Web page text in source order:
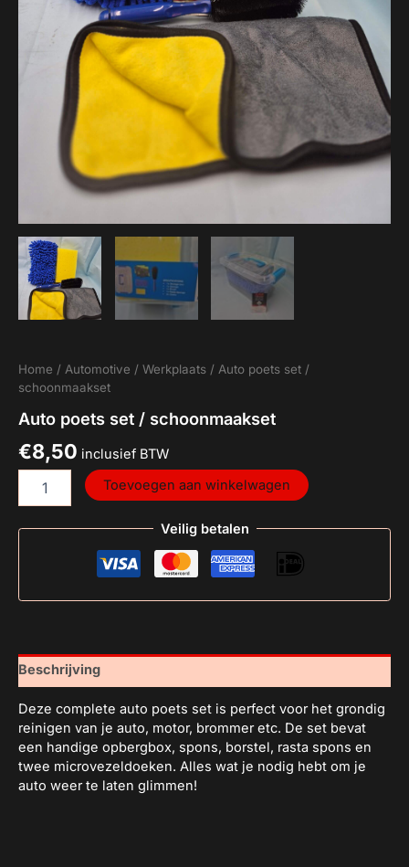
Home / Automotive / Werkplaats / Auto poets set /
schoonmaakset
Auto poets set / schoonmaakset
€8,50 inclusief BTW
Toevoegen aan winkelwagen
Veilig betalen
Beschrijving
Deze complete auto poets set is perfect voor het grondig
reinigen van je auto, motor, brommer etc. De set bevat
een handige opbergbox, spons, borstel, rasta spons en
twee microvezeldoeken. Alles wat je nodig hebt om je
auto weer te laten glimmen!